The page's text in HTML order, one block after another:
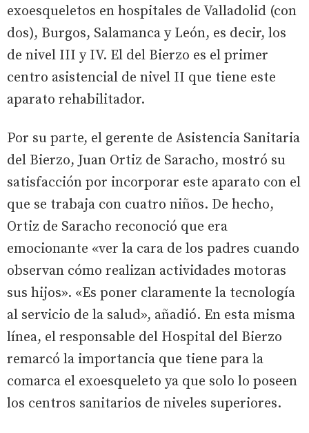
exoesqueletos en hospitales de Valladolid (con
dos), Burgos, Salamanca y León, es decir, los
de nivel III y IV. El del Bierzo es el primer
centro asistencial de nivel II que tiene este
aparato rehabilitador.
Por su parte, el gerente de Asistencia Sanitaria
del Bierzo, Juan Ortiz de Saracho, mostró su
satisfacción por incorporar este aparato con el
que se trabaja con cuatro niños. De hecho,
Ortiz de Saracho reconoció que era
emocionante «ver la cara de los padres cuando
observan cómo realizan actividades motoras
sus hijos». «Es poner claramente la tecnología
al servicio de la salud», añadió. En esta misma
línea, el responsable del Hospital del Bierzo
remarcó la importancia que tiene para la
comarca el exoesqueleto ya que solo lo poseen
los centros sanitarios de niveles superiores.